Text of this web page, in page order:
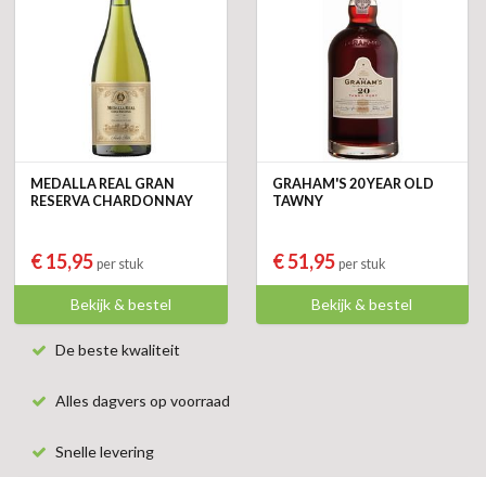
MEDALLA REAL GRAN
RESERVA CHARDONNAY
€ 15,95 per stuk
Bekijk & bestel
GRAHAM'S 20 YEAR OLD
TAWNY
€ 51,95 per stuk
Bekijk & bestel
De beste kwaliteit
Alles dagvers op voorraad
Snelle levering